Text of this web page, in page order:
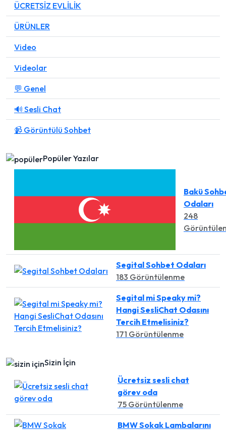
ÜCRETSİZ EVLİLİK
ÜRÜNLER
Video
Videolar
💬 Genel
🔊 Sesli Chat
📹 Görüntülü Sohbet
Popüler Yazılar
Bakü
Odaları
248
Segital Sohbet Odaları
183 Görüntülenme
Segital mi Speaky mi?
Hangi SesliChat Odasını
Tercih Etmelisiniz?
171 Görüntülenme
Sizin İçin
Ücretsiz sesli chat
görev oda
75 Görüntülenme
BMW Sokak Lambalarını